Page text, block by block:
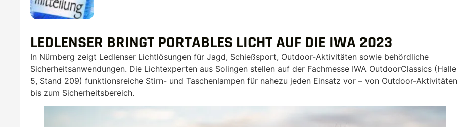
LEDLENSER BRINGT PORTABLES LICHT AUF DIE IWA 2023
In Nürnberg zeigt Ledlenser Lichtlösungen für Jagd, Schießsport, Outdoor-Aktivitäten sowie behördliche
Sicherheitsanwendungen. Die Lichtexperten aus Solingen stellen auf der Fachmesse IWA OutdoorClassics (Halle
5, Stand 209) funktionsreiche Stirn- und Taschenlampen für nahezu jeden Einsatz vor – von Outdoor-Aktivitäten
bis zum Sicherheitsbereich.